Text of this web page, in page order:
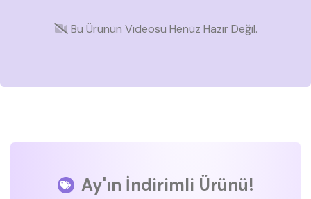
Bu Ürünün Videosu Henüz Hazır Değil.
Ay'ın İndirimli Ürünü!